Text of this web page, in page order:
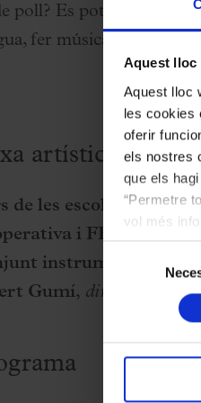
Aquest lloc
Aquest lloc
les cookies
oferir
els nostres
que els
“Permetre
vol més
les cookies
de
consentiment
Jove
2026-2027
les temporades
i promocions
de mà
i normativa
poll? Es pot fer fora de
fer música i passar
artística
de les escoles Àgora
i FEP Sant
instrumental del
Gumí, director